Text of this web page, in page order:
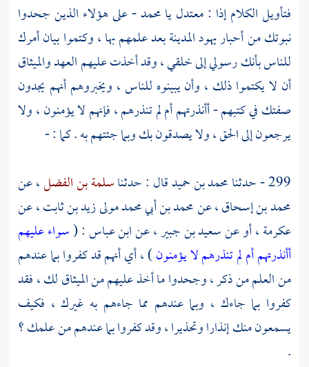
فتأويل الكلام إذا : معتدل يامحمد- على هؤلاء الذين جحدوا
نبوتك من أحبار يهودالمدينةبعد علمهم بها ، وكتموا بيان أمرك
للناس بأنك رسولي إلى خلقي ، وقد أخذت عليهم العهد والميثاق
أن لا يكتموا ذلك ، وأن يبينوه للناس ، ويخبروهم أنهم يجدون
صفتك في كتبهم - أأنذرتهم أم لم تنذرهم ، فإنهم لا يؤمنون ، ولا
يرجعون إلى الحق ، ولا يصدقون بك وبما جئتهم به . كما : -
299 - حدثنا
محمد بن حميدقال : حدثناسلمة بن الفضل، عن
محمد بن إسحاق، عنمحمد بن أبي محمد مولى زيد بن ثابت، عن
عكرمة، أو عنسعيد بن جبير، عنابن عباس: (سواء عليهم
أأنذرتهم أم لم تنذرهم لا يؤمنون) ، أي أنهم قد كفروا بما عندهم
من العلم من ذكر ، وجحدوا ما أخذ عليهم من الميثاق لك ، فقد
كفروا بما جاءك ، وبما عندهم مما جاءهم به غيرك ، فكيف
يسمعون منك إنذارا وتحذيرا ، وقد كفروا بما عندهم من علمك ؟
.